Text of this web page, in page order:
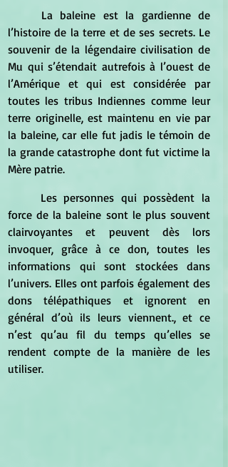
l’histoire de la terre et de ses secrets. Le
souvenir de la légendaire civilisation de
Mu qui s’étendait autrefois à l’ouest de
l’Amérique et qui est considérée par
toutes les tribus Indiennes comme leur
terre originelle, est maintenu en vie par
la baleine, car elle fut jadis le témoin de
la grande catastrophe dont fut victime la
Mère patrie.
force de la baleine sont le plus souvent
clairvoyantes et peuvent dès lors
invoquer, grâce à ce don, toutes les
informations qui sont stockées dans
l’univers. Elles ont parfois également des
dons télépathiques et ignorent en
général d’où ils leurs viennent., et ce
n’est qu’au fil du temps qu’elles se
rendent compte de la manière de les
utiliser.